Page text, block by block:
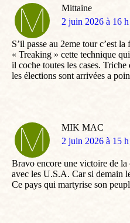
Mittaine
dit
2 juin 2026 à 16
S’il passe au 2eme tour c’est
« Treaking » cette technique
il coche toutes les cases.
les élections sont arrivées a
MIK MAC
dit
2 juin 2026 à 15
Bravo encore une victoire de la
avec les U.S.A. Car si demain
Ce pays qui martyrise son